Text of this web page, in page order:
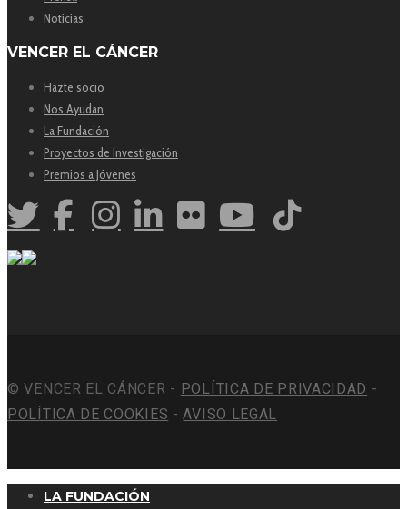
Noticias
VENCER EL CÁNCER
Hazte socio
Nos Ayudan
La Fundación
Proyectos de Investigación
Premios a Jóvenes
© VENCER EL CÁNCER - POLÍTICA DE PRIVACIDAD -
POLÍTICA DE COOKIES -AVISO LEGAL
LA FUNDACIÓN